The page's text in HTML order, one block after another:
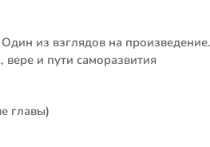
из взглядов на произведение.
и пути саморазвития
главы)